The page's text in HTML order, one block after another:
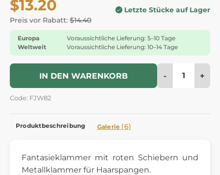
$13.20
Preis vor Rabatt: $14.40
Letzte Stücke auf Lager
Europa
Voraussichtliche Lieferung: 5–10 Tage
Weltweit
Voraussichtliche Lieferung: 10–14 Tage
IN DEN WARENKORB - +
Code: FJW82
Produktbeschreibung Galerie (6)
Fantasieklammer mit roten Schiebern und
Metallklammer für Haarspangen.